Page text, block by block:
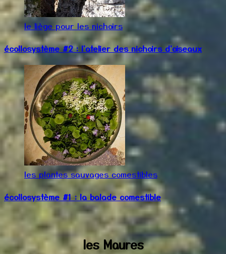
le liège pour les nichoirs
écollosystème #2 : l'atelier des nichoirs d'oiseaux
les plantes sauvages comestibles
écollosystème #1 : la balade comestible
les Maures